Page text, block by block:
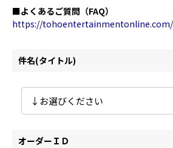
■よくあるご質問（FAQ）
https://tohoentertainmentonline.com/
件名(タイトル)
オーダーＩＤ